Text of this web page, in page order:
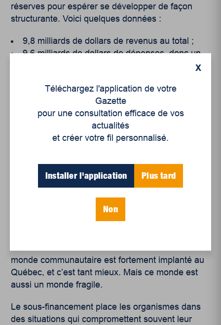
réserves pour espérer se développer de façon
structurante. Voici quelques données :
9,8 milliards de dollars de revenus au total ;
9,6 milliards de dollars de dépenses, donc un
excédent moyen des revenus sur les dépenses de
32,4% en aide gouvernementale provinciale
distribuée à 73 % des organismes ;
22 % des organismes ont des revenus annuels
de moins de 100 000 $ et près de 45 % de moins
55,1% des dépenses sont consacrées aux
salaires et aux loyers.
La Gazette de la Mauriciefait partie du monde des
organismes communautaires depuis plus de 40
ans. En plus d’être un acteur de l’action
monde communautaire est fortement implanté au
Québec, et c’est tant mieux. Mais ce monde est
aussi un monde fragile.
Le sous-financement place les organismes dans
des situations qui compromettent souvent leur
X
Téléchargez l'application de votre
Gazette
pour une consultation efficace de vos
actualités
et créer votre fil personnalisé.
Installer l'application Plus tard
Non